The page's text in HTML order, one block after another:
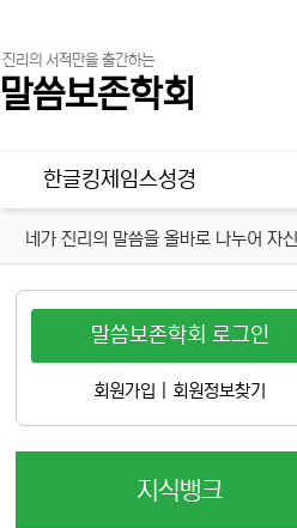
진리의 서적만을 출간하는
말씀보존학회
메인 메뉴
한글킹제임스성경
네가 진리의 말씀을 올바로 나누어 자
말씀보존학회 로그인
회원가입 회원정보찾기
지식뱅크